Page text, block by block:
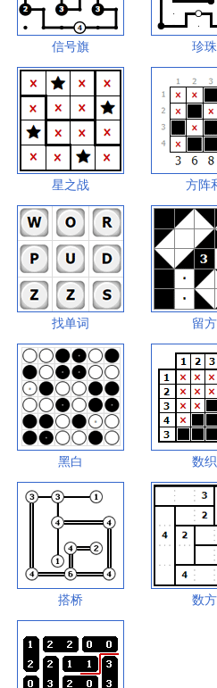
信号旗 珍珠
星之战 方阵
找单词 留方
黑白 数织
搭桥 数方